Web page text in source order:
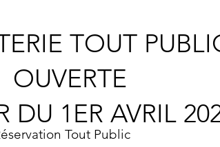
TOUT
OUVERTE
DU 1ER AVRIL
Tout Public